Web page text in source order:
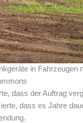
in Fahrzeugen
dass der Auftrag
dass es Jahre